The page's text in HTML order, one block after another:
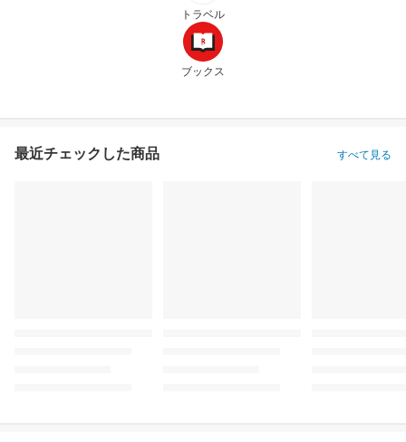
トラベル
ブックス
最近チェックした商品 すべて見る